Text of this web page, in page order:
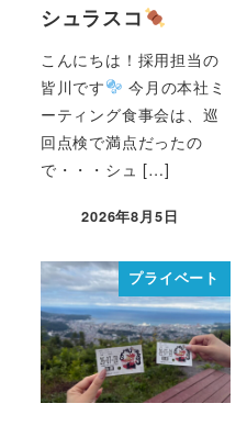
シュラスコ
こんにちは！採用担当の
皆川です
今月の本社ミ
ーティング食事会は、巡
回点検で満点だったの
で・・・シュ […]
2026年8月5日
プライベート